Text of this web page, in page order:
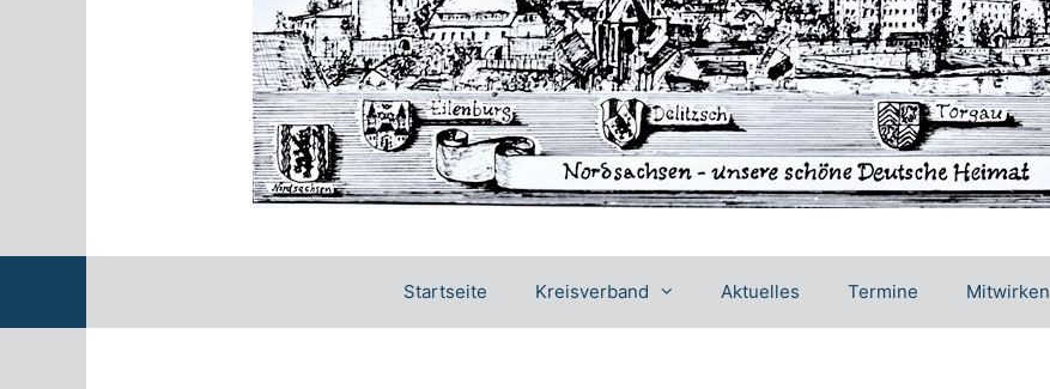
Startseite Kreisverband Aktuelles Termine Mitwirken